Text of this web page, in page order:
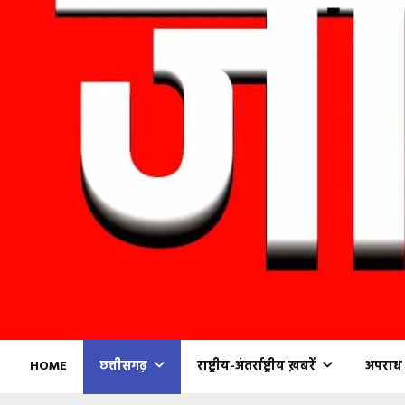
HOME छत्तीसगढ़ राष्ट्रीय-अंतर्राष्ट्रीय ख़बरें अपराध